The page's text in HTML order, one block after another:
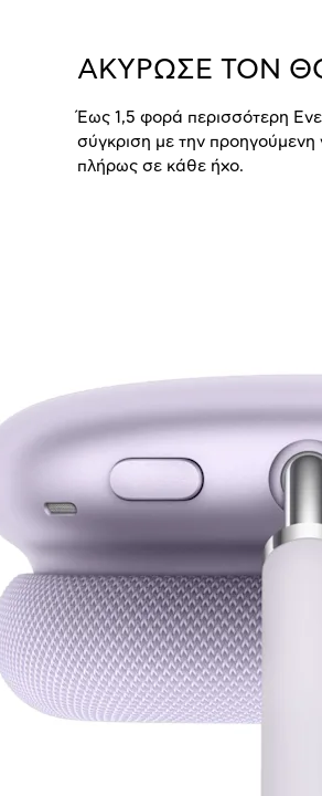
ΑΚΥΡΩΣΕ ΤΟΝ
Έως 1,5 φορά περισσότερη
σύγκριση με την προηγούμενη
πλήρως σε κάθε ήχο.